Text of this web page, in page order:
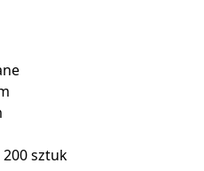
200 sztuk